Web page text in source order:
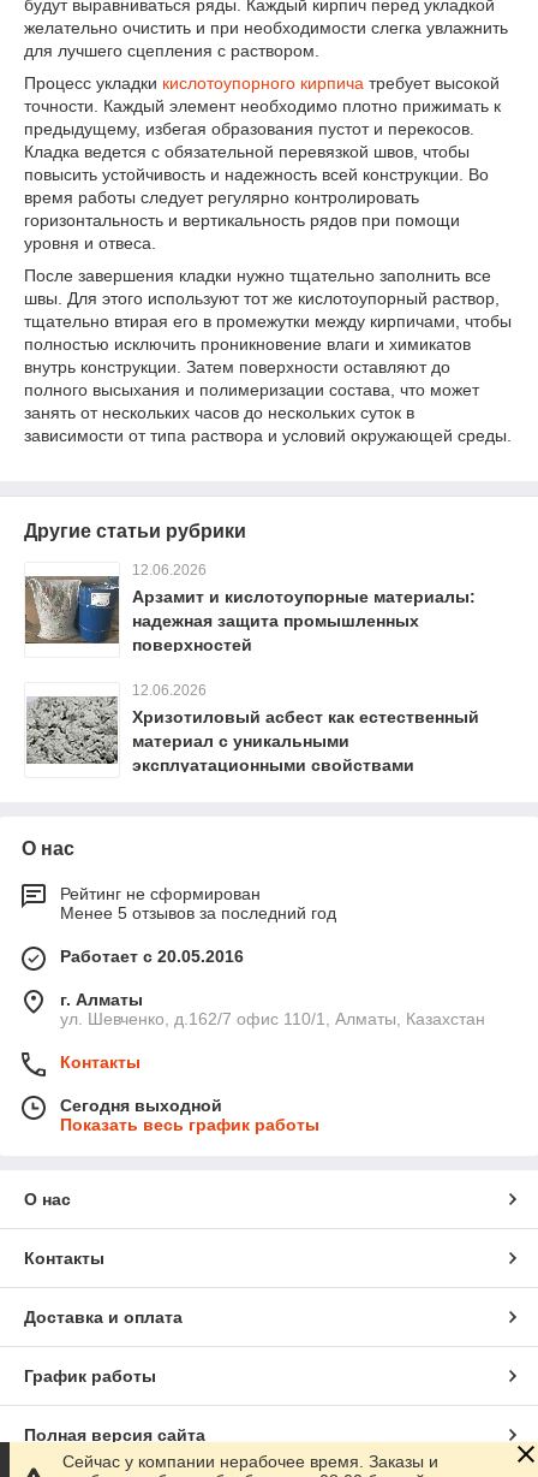
будут выравниваться ряды. Каждый кирпич перед укладкой
желательно очистить и при необходимости слегка увлажнить
для лучшего сцепления с раствором.
Процесс укладки кислотоупорного кирпича требует высокой
точности. Каждый элемент необходимо плотно прижимать к
предыдущему, избегая образования пустот и перекосов.
Кладка ведется с обязательной перевязкой швов, чтобы
повысить устойчивость и надежность всей конструкции. Во
время работы следует регулярно контролировать
горизонтальность и вертикальность рядов при помощи
уровня и отвеса.
После завершения кладки нужно тщательно заполнить все
швы. Для этого используют тот же кислотоупорный раствор,
тщательно втирая его в промежутки между кирпичами, чтобы
полностью исключить проникновение влаги и химикатов
внутрь конструкции. Затем поверхности оставляют до
полного высыхания и полимеризации состава, что может
занять от нескольких часов до нескольких суток в
зависимости от типа раствора и условий окружающей среды.
Другие статьи рубрики
12.06.2026
Арзамит и кислотоупорные материалы:
надежная защита промышленных
поверхностей
12.06.2026
Хризотиловый асбест как естественный
материал с уникальными
эксплуатационными свойствами
О нас
Рейтинг не сформирован
Менее 5 отзывов за последний год
Работает с 20.05.2016
г. Алматы
ул. Шевченко, д.162/7 офис 110/1, Алматы, Казахстан
Контакты
Сегодня выходной
Показать весь график работы
О нас
Контакты
Доставка и оплата
График работы
Полная версия сайта
Сейчас у компании нерабочее время. Заказы и